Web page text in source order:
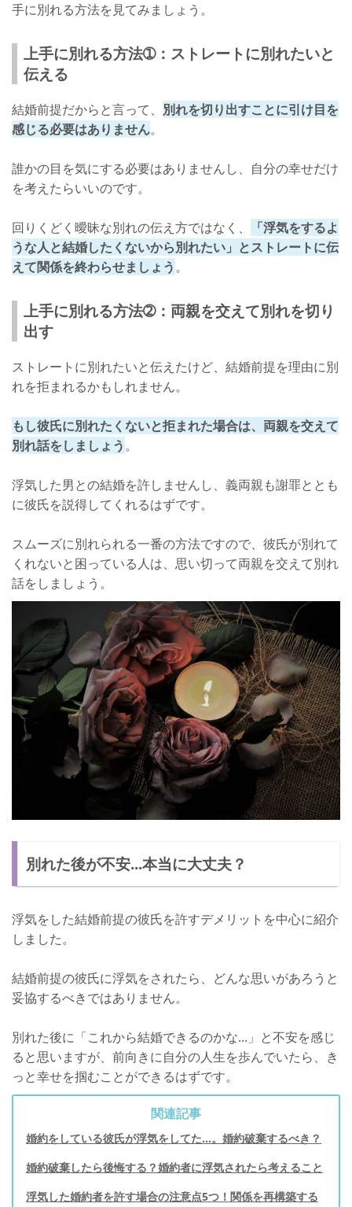
手に別れる方法を見てみましょう。
上手に別れる方法➀：ストレートに別れたいと
伝える
結婚前提だからと言って、 別れを切り出すことに引け目を
感じる必要はありません。
誰かの目を気にする必要はありませんし、自分の幸せだけ
を考えたらいいのです。
回りくどく曖昧な別れの伝え方ではなく、
「浮気をするよ
うな人と結婚したくないから別れたい」とストレートに伝
えて関係を終わらせましょう。
上手に別れる方法➁：両親を交えて別れを切り
出す
ストレートに別れたいと伝えたけど、結婚前提を理由に別
れを拒まれるかもしれません。
もし彼氏に別れたくないと拒まれた場合は、両親を交えて
別れ話をしましょう。
浮気した男との結婚を許しませんし、義両親も謝罪ととも
に彼氏を説得してくれるはずです。
スムーズに別れられる一番の方法ですので、彼氏が別れて
くれないと困っている人は、思い切って両親を交えて別れ
話をしましょう。
別れた後が不安...本当に大丈夫？
浮気をした結婚前提の彼氏を許すデメリットを中心に紹介
しました。
結婚前提の彼氏に浮気をされたら、どんな思いがあろうと
妥協するべきではありません。
別れた後に「これから結婚できるのかな...」と不安を感じ
ると思いますが、前向きに自分の人生を歩んでいたら、き
っと幸せを掴むことができるはずです。
関連記事
婚約をしている彼氏が浮気をしてた…。婚約破棄するべき？
婚約破棄したら後悔する？婚約者に浮気されたら考えること
浮気した婚約者を許す場合の注意点5つ！関係を再構築する